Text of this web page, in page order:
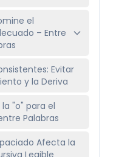
el
– Entre
Evitar
y la Deriva
la "o" para el
Palabras
Afecta la
Legible